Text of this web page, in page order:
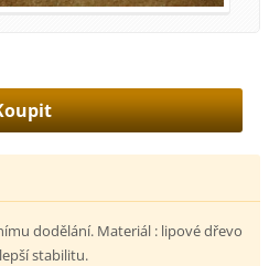
dodělání. Materiál : lipové dřevo
stabilitu.